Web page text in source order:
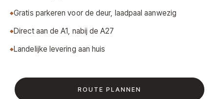
Gratis parkeren voor de deur, laadpaal aanwezig
Direct aan de A1, nabij de A27
Landelijke levering aan huis
ROUTE PLANNEN